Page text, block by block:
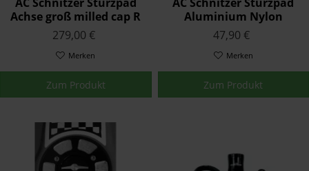
Achse groß milled cap R
nineT Pure ab 2021
279,00 €
Merken
Zum Produkt
Aluminium Nylon
Kardan RAF Logo R
nineT Pure ab 2021
47,90 €
Merken
Zum Produkt